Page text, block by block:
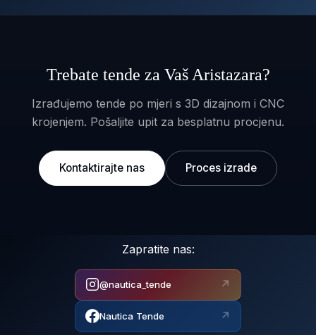
Trebate tende za Vaš Aristazara?
Izrađujemo tende po mjeri s 3D dizajnom i CNC
krojenjem. Pošaljite upit za besplatnu procjenu.
Kontaktirajte nas Proces izrade
Zapratite nas:
@nautica_tende ↗
Nautica Tende ↗